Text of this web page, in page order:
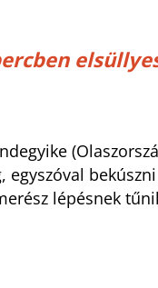
egyszóval
lépésnek